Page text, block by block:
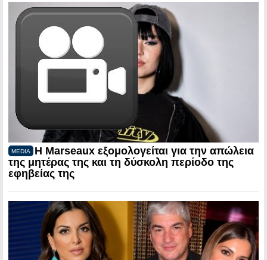
MEDIA
Η Marseaux εξομολογείται για την απώλεια
της μητέρας της και τη δύσκολη περίοδο της
εφηβείας της